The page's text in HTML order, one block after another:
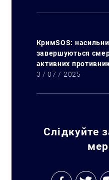
Искать:
КримSOS:
завершуються
активних
3 / 07 / 2025
Слідкуйте